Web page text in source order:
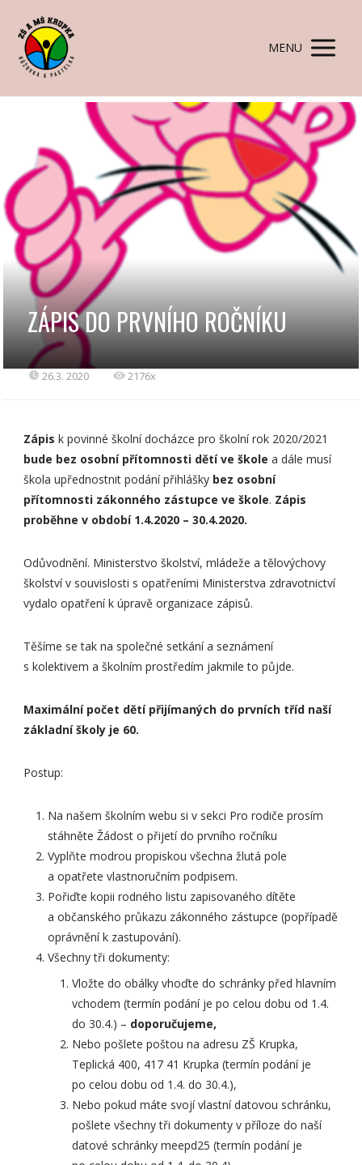
MENU
ZÁPIS DO PRVNÍHO ROČNÍKU
26.3. 2020 2176x
Zápis k povinné školní docházce pro školní rok 2020/2021
bude bez osobní přítomnosti dětí ve škole a dále musí
škola upřednostnit podání přihlášky bez osobní
přítomnosti zákonného zástupce ve škole. Zápis
proběhne v období 1.4.2020 – 30.4.2020.
Odůvodnění. Ministerstvo školství, mládeže a tělovýchovy
školství v souvislosti s opatřeními Ministerstva zdravotnictví
vydalo opatření k úpravě organizace zápisů.
Těšíme se tak na společné setkání a seznámení
s kolektivem a školním prostředím jakmile to půjde.
Maximální počet dětí přijímaných do prvních tříd naší
základní školy je 60.
Postup:
Na našem školním webu si v sekci Pro rodiče prosím
stáhněte Žádost o přijetí do prvního ročníku
Vyplňte modrou propiskou všechna žlutá pole
a opatřete vlastnoručním podpisem.
Pořiďte kopii rodného listu zapisovaného dítěte
a občanského průkazu zákonného zástupce (popřípadě
oprávnění k zastupování).
Všechny tři dokumenty:
Vložte do obálky vhoďte do schránky před hlavním
vchodem (termín podání je po celou dobu od 1.4.
do 30.4.) – doporučujeme,
Nebo pošlete poštou na adresu ZŠ Krupka,
Teplická 400, 417 41 Krupka (termín podání je
po celou dobu od 1.4. do 30.4.),
Nebo pokud máte svojí vlastní datovou schránku,
pošlete všechny tři dokumenty v příloze do naší
datové schránky meepd25 (termín podání je